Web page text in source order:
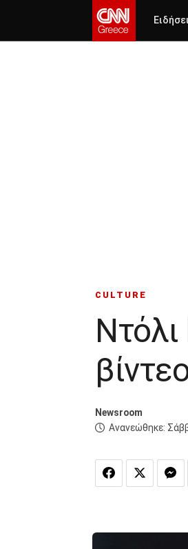
CULTURE
Newsroom
Ανανεώθηκε: